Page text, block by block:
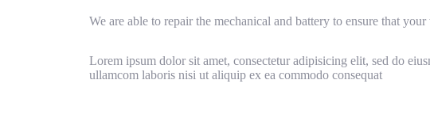
We are able to repair the mechanical and battery to ensure that
Lorem ipsum dolor sit amet, consectetur adipisicing elit, sed do
ullamcom laboris nisi ut aliquip ex ea commodo consequat